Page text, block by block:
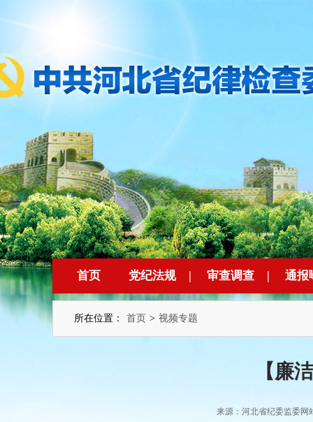
首页 党纪法规 | 审查调查 | 通报
所在位置： 首页 > 视频专题
【廉
来源：河北省纪委监委